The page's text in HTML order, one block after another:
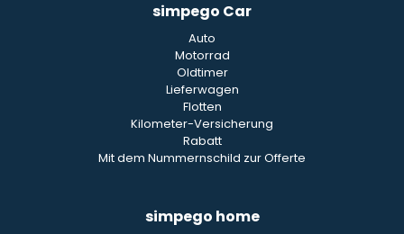
simpego Car
Auto
Motorrad
Oldtimer
Lieferwagen
Flotten
Kilometer-Versicherung
Rabatt
Mit dem Nummernschild zur Offerte
simpego home